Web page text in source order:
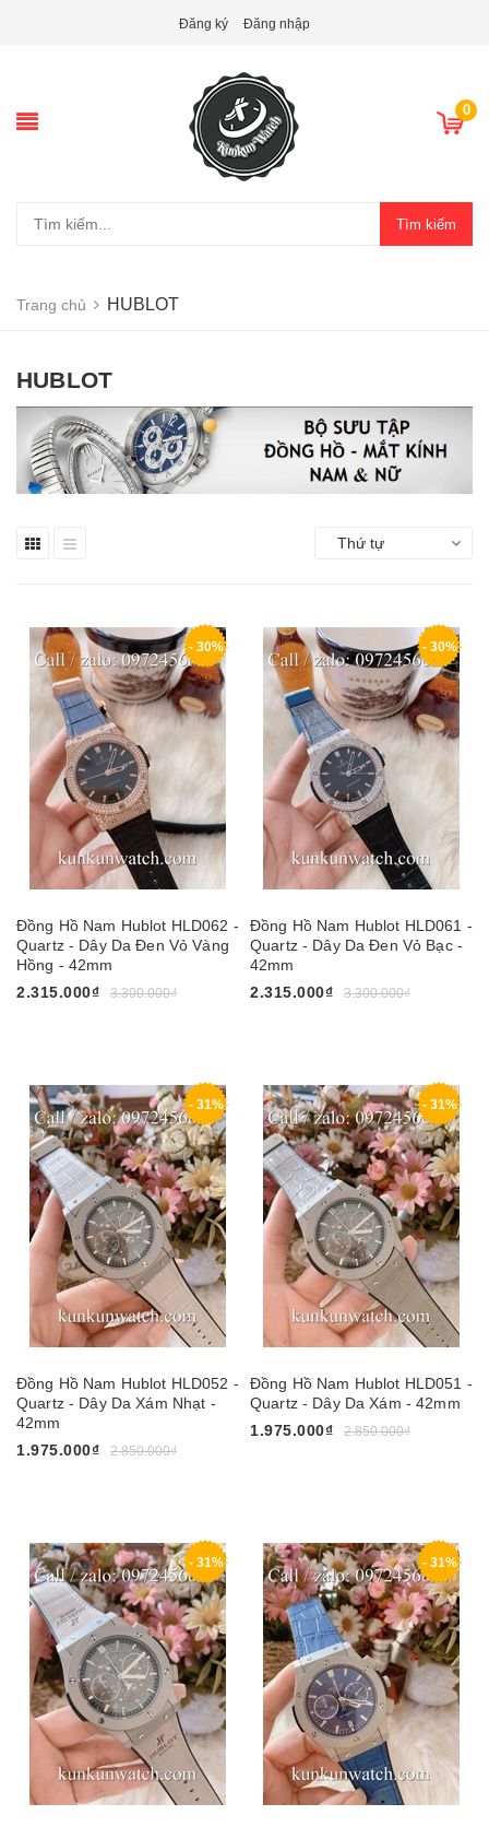
Đăng ký Đăng nhập
0
Tìm kiếm
Trang chủ HUBLOT
HUBLOT
Thứ tự
- 30%
Đồng Hồ Nam Hublot HLD062 -
Quartz - Dây Da Đen Vỏ Vàng
Hồng - 42mm
2.315.000₫
3.300.000₫
- 30%
Đồng Hồ Nam Hublot HLD061 -
Quartz - Dây Da Đen Vỏ Bạc -
42mm
2.315.000₫
3.300.000₫
- 31%
Đồng Hồ Nam Hublot HLD052 -
Quartz - Dây Da Xám Nhạt -
42mm
1.975.000₫
2.850.000₫
- 31%
Đồng Hồ Nam Hublot HLD051 -
Quartz - Dây Da Xám - 42mm
1.975.000₫
2.850.000₫
- 31% - 31%